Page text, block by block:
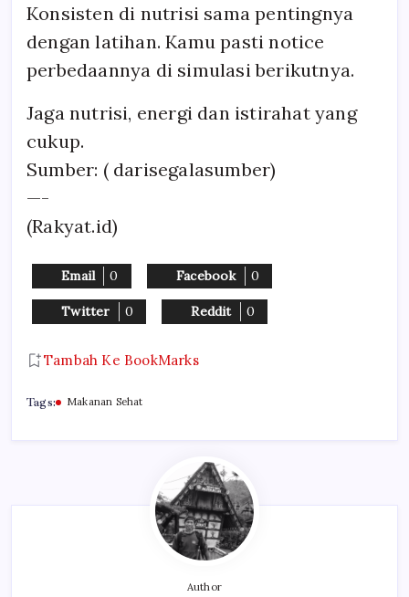
Konsisten di nutrisi sama pentingnya
dengan latihan. Kamu pasti notice
perbedaannya di simulasi berikutnya.
Jaga nutrisi, energi dan istirahat yang
cukup.
Sumber: ( darisegalasumber)
—-
(Rakyat.id)
Email 0 Facebook 0
Twitter 0 Reddit 0
Tambah Ke BookMarks
Tags: Makanan Sehat
Author